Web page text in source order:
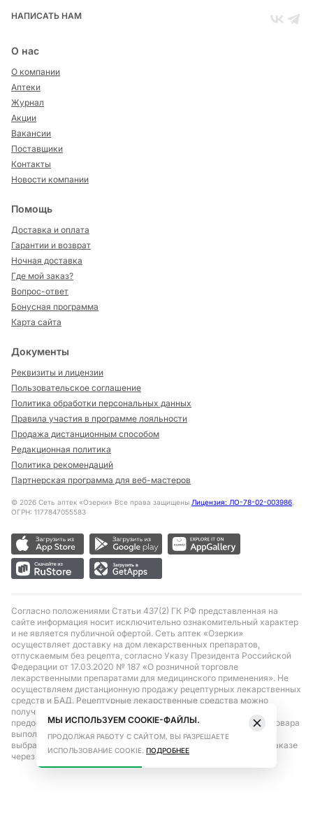
НАПИСАТЬ НАМ
О нас
О компании
Аптеки
Журнал
Акции
Вакансии
Поставщики
Контакты
Новости компании
Помощь
Доставка и оплата
Гарантии и возврат
Ночная доставка
Где мой заказ?
Вопрос-ответ
Бонусная программа
Карта сайта
Документы
Реквизиты и лицензии
Пользовательское соглашение
Политика обработки персональных данных
Правила участия в программе лояльности
Продажа дистанционным способом
Редакционная политика
Политика рекомендаций
Партнерская программа для веб-мастеров
© 2026 Сеть аптек «Озерки» Все права защищены Лицензия: ЛО-78-02-003986,
ОГРН: 1177847055583
Согласно положениями Статьи 437(2) ГК РФ представленная на
сайте информация носит исключительно ознакомительный характер
и не является публичной офертой. Сеть аптек «Озерки»
осуществляет доставку на дом лекарственных препаратов,
отпускаемым без рецепта, согласно Указу Президента Российской
Федерации от 17.03.2020 № 187 «О розничной торговле
лекарственными препаратами для медицинского применения». Не
осуществляем дистанционную продажу рецептурных лекарственных
средств и БАД. Рецептурные лекарственные средства можно
получить только при помощи самовывоза в аптеке при
предоставлении рецепта, выписанного врачом. Бронирование товара
выполняется при условиях последующего выкупа заказа в
выбранном аптечном пункте. Цена действительна только при заказе
через сайт.
МЫ ИСПОЛЬЗУЕМ COOKIE-ФАЙЛЫ.
ПРОДОЛЖАЯ РАБОТУ С САЙТОМ, ВЫ РАЗРЕШАЕТЕ
ИСПОЛЬЗОВАНИЕ COOKIE. ПОДРОБНЕЕ